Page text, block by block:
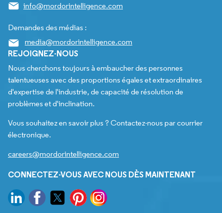
info@mordorintelligence.com
Demandes des médias :
media@mordorintelligence.com
REJOIGNEZ-NOUS
Nous cherchons toujours à embaucher des personnes
talentueuses avec des proportions égales et extraordinaires
d'expertise de l'industrie, de capacité de résolution de
problèmes et d'inclination.
Vous souhaitez en savoir plus ? Contactez-nous par courrier
électronique.
careers@mordorintelligence.com
CONNECTEZ-VOUS AVEC NOUS DÈS MAINTENANT